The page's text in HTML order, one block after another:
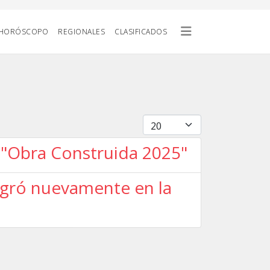
REGIONALES CLASIFICADOS
Cantidad
Construida 2025"
nuevamente en la